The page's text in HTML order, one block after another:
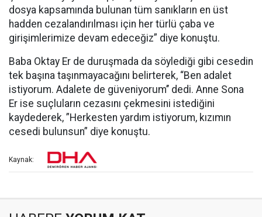
dosya kapsamında bulunan tüm sanıkların en üst
hadden cezalandırılması için her türlü çaba ve
girişimlerimize devam edeceğiz” diye konuştu.
Baba Oktay Er de duruşmada da söylediği gibi cesedin
tek başına taşınmayacağını belirterek, “Ben adalet
istiyorum. Adalete de güveniyorum’’ dedi. Anne Sona
Er ise suçluların cezasını çekmesini istediğini
kaydederek, ”Herkesten yardım istiyorum, kızımın
cesedi bulunsun” diye konuştu.
Kaynak: